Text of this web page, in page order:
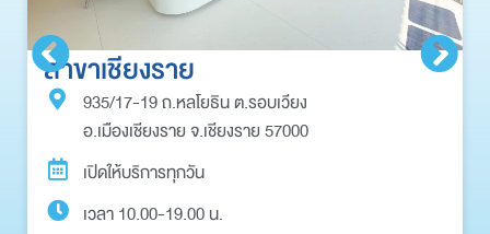
สาขาเชียงราย
935/17-19 ถ.หลโยธิน ต.รอบเวียง
อ.เมืองเชียงราย จ.เชียงราย 57000
เปิดให้บริการทุกวัน
เวลา 10.00-19.00 น.